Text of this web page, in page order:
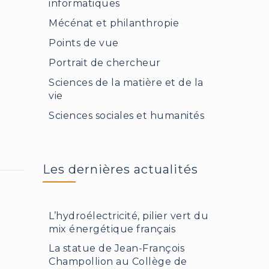
informatiques
Mécénat et philanthropie
Points de vue
Portrait de chercheur
Sciences de la matière et de la
vie
Sciences sociales et humanités
Les dernières actualités
L’hydroélectricité, pilier vert du
mix énergétique français
La statue de Jean-François
Champollion au Collège de